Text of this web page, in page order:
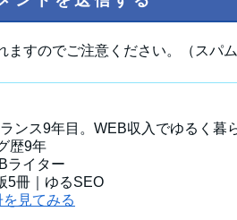
すのでご注意ください。（スパム
ンス9年目。WEB収入でゆるく暮
歴9年
イター
冊｜ゆるSEO
見てみる